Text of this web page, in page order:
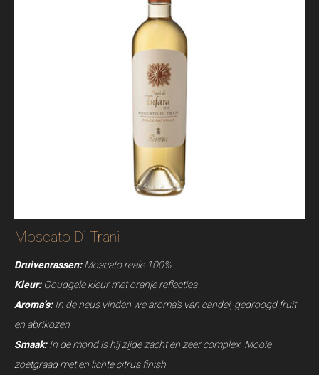
Moscato Di Trani
Druivenrassen:Moscato reale 100%
Kleur: Goudgele kleur met oranje reflecties
Aroma’s: In de neus vinden we aroma’s van candei, gedroogd fruit
en abrikozen
Smaak: In de mond is hij zijde zacht en zeer complex. Mooie
zoetgraad met en lichte citrus finish